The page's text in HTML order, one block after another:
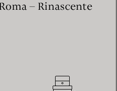
– Rinascente